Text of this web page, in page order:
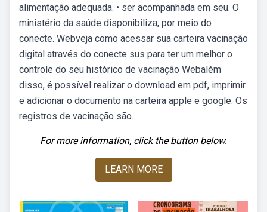
alimentação adequada. • ser acompanhada em seu. O
ministério da saúde disponibiliza, por meio do
conecte. Webveja como acessar sua carteira vacinação
digital através do conecte sus para ter um melhor o
controle do seu histórico de vacinação Webalém
disso, é possível realizar o download em pdf, imprimir
e adicionar o documento na carteira apple e google. Os
registros de vacinação são.
For more information, click the button below.
LEARN MORE